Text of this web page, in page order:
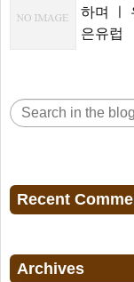
하며 ㅣ
은유럽
Recent
Archives